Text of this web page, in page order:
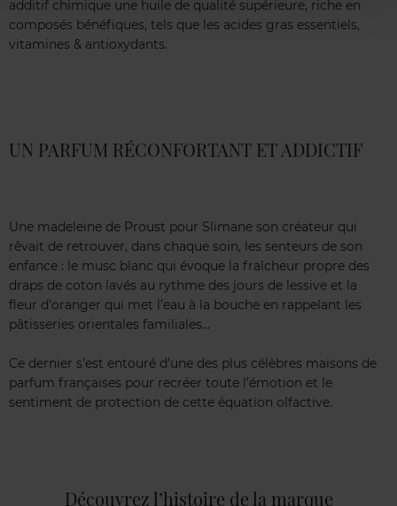
additif chimique une huile de qualité supérieure, riche en
composés bénéfiques, tels que les acides gras essentiels,
vitamines & antioxydants.
UN PARFUM RÉCONFORTANT ET ADDICTIF
Une madeleine de Proust pour Slimane son créateur qui
rêvait de retrouver, dans chaque soin, les senteurs de son
enfance : le musc blanc qui évoque la fraîcheur propre des
draps de coton lavés au rythme des jours de lessive et la
fleur d’oranger qui met l’eau à la bouche en rappelant les
pâtisseries orientales familiales…
Ce dernier s’est entouré d’une des plus célèbres maisons de
parfum françaises pour recréer toute l’émotion et le
sentiment de protection de cette équation olfactive.
Découvrez l’histoire de la marque